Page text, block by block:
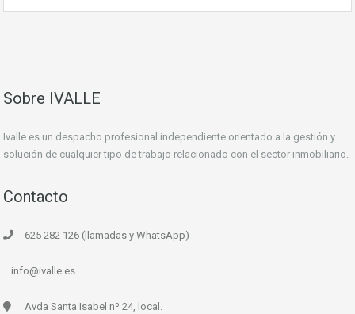
Sobre IVALLE
Ivalle es un despacho profesional independiente orientado a la gestión y
solución de cualquier tipo de trabajo relacionado con el sector inmobiliario.
Contacto
625 282 126 (llamadas y WhatsApp)
info@ivalle.es
Avda Santa Isabel nº 24, local.